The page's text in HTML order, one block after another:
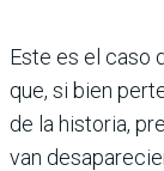
Este es el caso
que, si bien
de la historia,
van